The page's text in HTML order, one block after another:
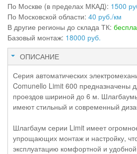
По Москве (в пределах МКАД): 1500
По Московской области: 40 руб./км
В другие регионы до склада ТК:
Базовый монтаж: 18000 руб.
ОПИСАНИЕ
Серия автоматических
Comunello Limit 600 предназначены
проездов шириной до 6 м.
имеют стильный и современный
Шлагбаум серии Limit имеет
упрощающих монтаж и настройку,
эксплуатацию комфортной и